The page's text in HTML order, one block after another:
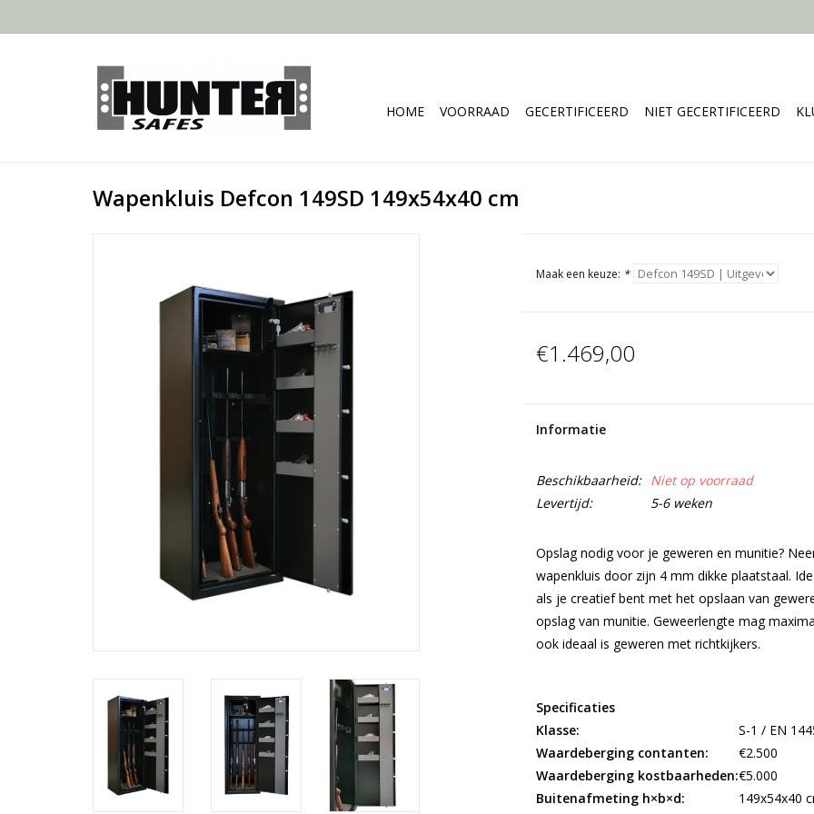
HOME VOORRAAD GECERTIFICEERD NIET GECERTIFICEERD
Wapenkluis Defcon 149SD 149x54x40 cm
Maak een keuze: *
€1.469,00
Informatie
Beschikbaarheid:
Niet op voorraad
Levertijd:
5-6 weken
Opslag nodig voor je geweren en munitie?
wapenkluis door zijn 4 mm dikke plaatstaal.
als je creatief bent met het opslaan van
opslag van munitie. Geweerlengte mag
ook ideaal is geweren met richtkijkers.
Specificaties
Klasse:
S-1 / EN
Waardeberging contanten:
€2.500
Waardeberging kostbaarheden:€5.000
Buitenafmeting h×b×d:
149x54x40